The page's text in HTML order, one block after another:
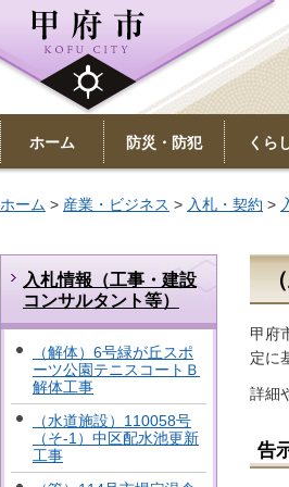
ホーム 防災・防犯 くら
ホーム > 産業・ビジネス > 入札・契約 >
入札情報（工事・建設
コンサルタント等）
（解体）6号緑が丘スポ
ーツ公園テニスコートＢ
解体工事
（水道施設）110058号
（そ-1）中区配水池更新
工事
甲府
定に
詳細
告